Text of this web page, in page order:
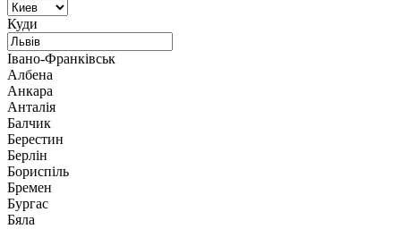
Куди
Івано-Франківськ
Албена
Анкара
Анталія
Балчик
Берестин
Берлін
Бориспіль
Бремен
Бургас
Бяла